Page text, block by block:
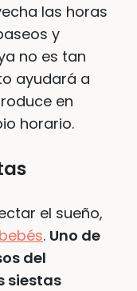
las horas
y
no es tan
ayudará a
en
horario.
el sueño,
. Uno de
del
siestas